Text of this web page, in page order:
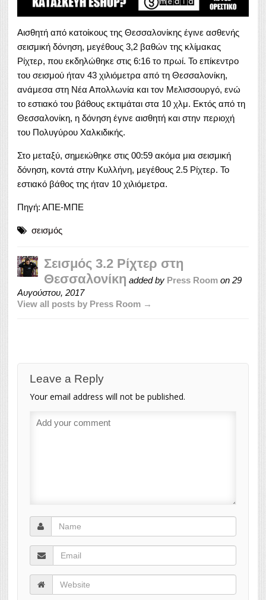
Αισθητή από κατοίκους της Θεσσαλονίκης έγινε ασθενής
σεισμική δόνηση, μεγέθους 3,2 βαθών της κλίμακας
Ρίχτερ, που εκδηλώθηκε στις 6:16 το πρωί. Το επίκεντρο
του σεισμού ήταν 43 χιλιόμετρα από τη Θεσσαλονίκη,
ανάμεσα στη Νέα Απολλωνία και τον Μελισσουργό, ενώ
το εστιακό του βάθους εκτιμάται στα 10 χλμ. Εκτός από τη
Θεσσαλονίκη, η δόνηση έγινε αισθητή και στην περιοχή
του Πολυγύρου Χαλκιδικής.
Στο μεταξύ, σημειώθηκε στις 00:59 ακόμα μια σεισμική
δόνηση, κοντά στην Κυλλήνη, μεγέθους 2.5 Ρίχτερ. Το
εστιακό βάθος της ήταν 10 χιλιόμετρα.
Πηγή: ΑΠΕ-ΜΠΕ
σεισμός
Σεισμός 3.2 Ρίχτερ στη
Θεσσαλονίκη added by Press Room on 29
Αυγούστου, 2017
View all posts by Press Room →
Leave a Reply
Your email address will not be published.